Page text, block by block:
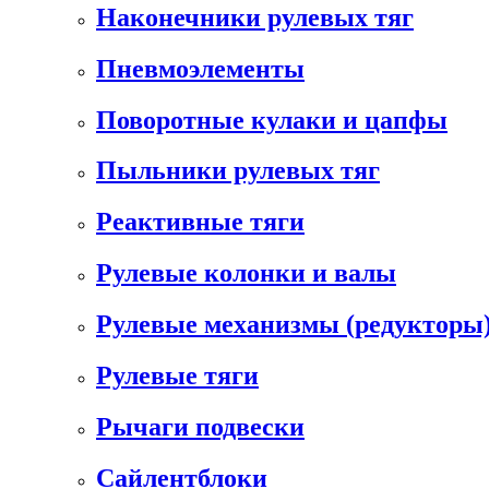
Наконечники рулевых тяг
Пневмоэлементы
Поворотные кулаки и цапфы
Пыльники рулевых тяг
Реактивные тяги
Рулевые колонки и валы
Рулевые механизмы
Рулевые тяги
Рычаги подвески
Сайлентблоки